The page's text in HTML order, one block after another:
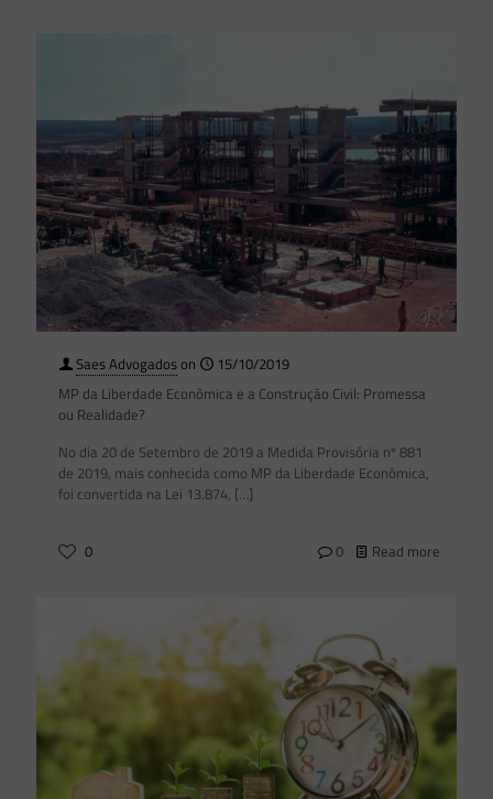
Saes Advogadoson
15/10/2019
MP da Liberdade Econômica e a Construção Civil: Promessa
ou Realidade?
No dia 20 de Setembro de 2019 a Medida Provisória nº 881
de 2019, mais conhecida como MP da Liberdade Econômica,
foi convertida na Lei 13.874, […]
0 0 Read more